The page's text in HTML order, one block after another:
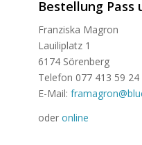
Bestellung Pass
Franziska Magron
Lauiliplatz 1
6174 Sörenberg
Telefon 077 413 59 24
E-Mail:
oder online